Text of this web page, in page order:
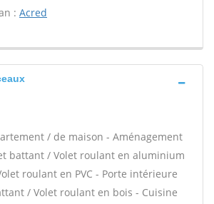
: Acred
/ de maison - Aménagement
battant / Volet roulant en aluminium
roulant en PVC - Porte intérieure
/ Volet roulant en bois - Cuisine